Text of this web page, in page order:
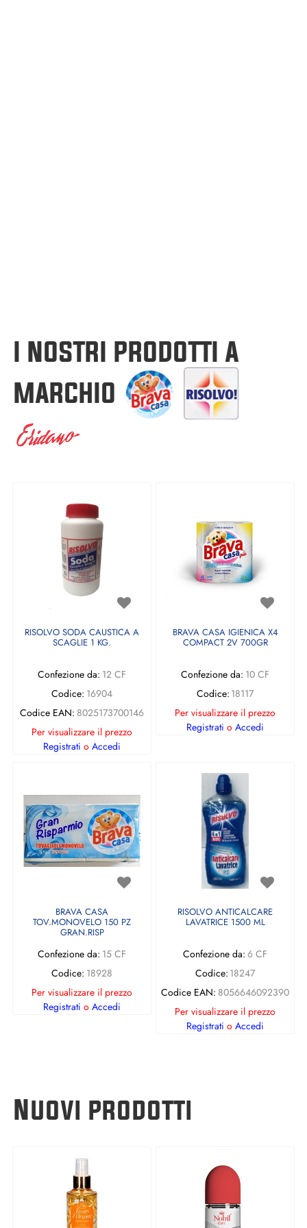
I NOSTRI PRODOTTI A
MARCHIO
RISOLVO SODA CAUSTICA A
SCAGLIE 1 KG.
Confezione da: 12 CF
Codice: 16904
Codice EAN: 8025173700146
Per visualizzare il prezzo
Registrati o Accedi
BRAVA CASA IGIENICA X4
COMPACT 2V 700GR
Confezione da: 10 CF
Codice: 18117
Per visualizzare il prezzo
Registrati o Accedi
BRAVA CASA
TOV.MONOVELO 150 PZ
GRAN.RISP
Confezione da: 15 CF
Codice: 18928
Per visualizzare il prezzo
Registrati o Accedi
RISOLVO ANTICALCARE
LAVATRICE 1500 ML
Confezione da: 6 CF
Codice: 18247
Codice EAN: 8056646092390
Per visualizzare il prezzo
Registrati o Accedi
Nuovi prodotti